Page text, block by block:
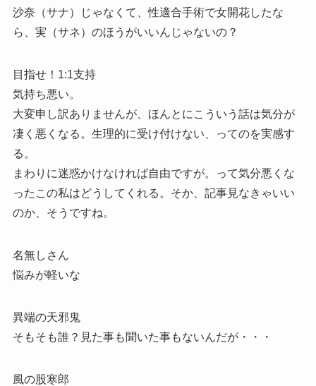
沙奈（サナ）じゃなくて、性適合手術で女開花したな
ら、実（サネ）のほうがいいんじゃないの？
目指せ！1:1支持
気持ち悪い。
大変申し訳ありませんが、ほんとにこういう話は気分が
凄く悪くなる。生理的に受け付けない、ってのを実感す
る。
まわりに迷惑かけなければ自由ですが。って気分悪くな
ったこの私はどうしてくれる。そか、記事見なきゃいい
のか、そうですね。
名無しさん
悩みが軽いな
異端の天邪鬼
そもそも誰？見た事も聞いた事もないんだが・・・
風の股寒郎